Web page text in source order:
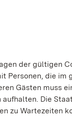
der gültigen
Personen, die im
Gästen muss
Die
zu Wartezeiten